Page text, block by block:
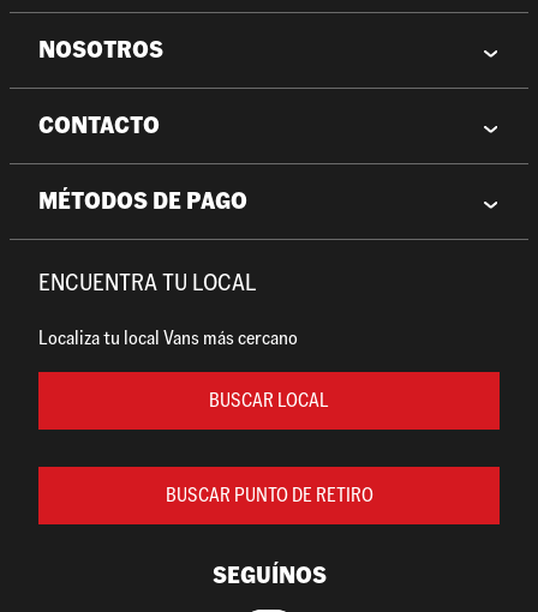
NOSOTROS
CONTACTO
MÉTODOS DE PAGO
ENCUENTRA TU LOCAL
Localiza tu local Vans más cercano
BUSCAR LOCAL
BUSCAR PUNTO DE RETIRO
SEGUÍNOS